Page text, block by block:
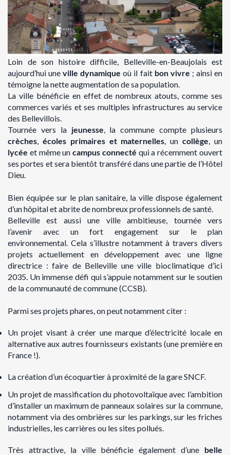
Loin de son histoire difficile, Belleville-en-Beaujolais est
aujourd’hui une ville dynamiqueoù il fait bon vivre ; ainsi en
témoigne la nette augmentation de sa population.
La ville bénéficie en effet de nombreux atouts, comme ses
commerces variés et ses multiples infrastructures au service
des Bellevillois.
Tournée vers la jeunesse, la commune compte plusieurs
crèches, écoles primaires et maternelles, uncollège, un
lycée et même uncampus connecté qui a récemment ouvert
sesportes et sera bientôt transféré dans une partie de l’Hôtel
Dieu.
Bien équipée sur le plan sanitaire, la ville dispose également
d’un hôpital et abrite denombreux professionnels de santé.
Belleville est aussi une ville ambitieuse, tournée vers
l’avenir avecun fort engagement sur le plan
environnemental. Cela s’illustre notamment à travers divers
projets actuellement en développement avec une ligne
directrice : faire de Belleville une ville bioclimatique d’ici
2035. Un immense défi qui s’appuie notamment sur le soutien
de la communauté decommune (CCSB).
Parmi ses projets phares, on peut notamment citer :
Un projet visant à créer une marque d’électricité localeen
alternative aux autresfournisseurs existants (une première en
France !).
La création d’unécoquartierà proximité de la gare SNCF.
Un projet de massification du photovoltaïqueavec l’ambition
d’installer un maximum de panneaux solaires sur la commune,
notamment via des ombrières sur les parkings, sur les friches
industrielles, les carrières ou les sites pollués.
Très attractive, la ville bénéficie égalementd’une belle